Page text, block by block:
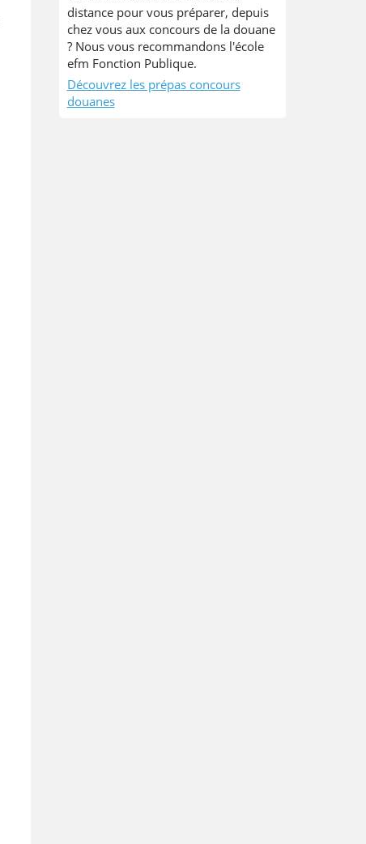
distance pour vous préparer, depuis
chez vous aux concours de la douane
? Nous vous recommandons l'école
efm Fonction Publique.
Découvrez les prépas concours
douanes